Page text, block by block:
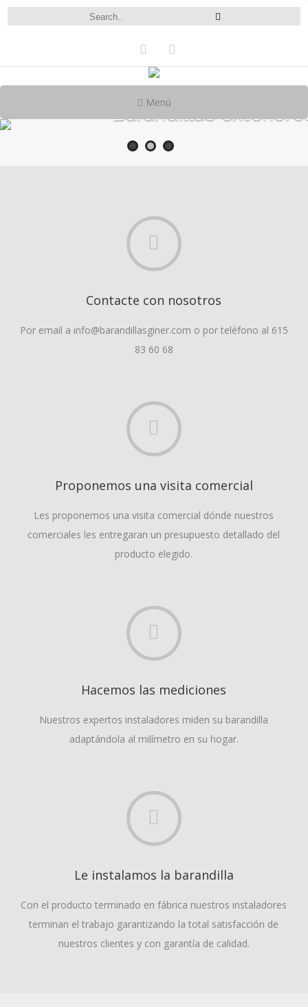
Menú
Barandillas
Contacte con nosotros
Por email a info@barandillasginer.com o por teléfono al 615
83 60 68
Proponemos una visita comercial
Les proponemos una visita comercial dónde nuestros
comerciales les entregaran un presupuesto detallado del
producto elegido.
Hacemos las mediciones
Nuestros expertos instaladores miden su barandilla
adaptándola al milímetro en su hogar.
Le instalamos la barandilla
Con el producto terminado en fábrica nuestros instaladores
terminan el trabajo garantizando la total satisfacción de
nuestros clientes y con garantía de calidad.